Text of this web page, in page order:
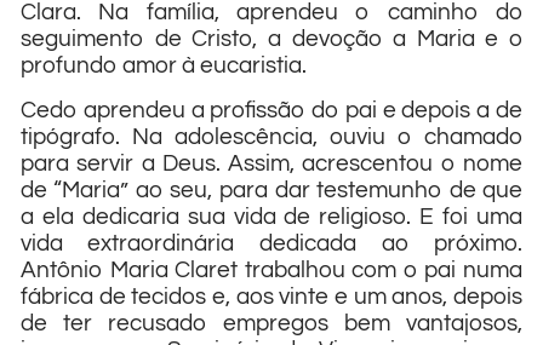
Clara. Na família, aprendeu o caminho do
seguimento de Cristo, a devoção a Maria e o
profundo amor à eucaristia.
Cedo aprendeu a profissão do pai e depois a de
tipógrafo. Na adolescência, ouviu o chamado
para servir a Deus. Assim, acrescentou o nome
de “Maria” ao seu, para dar testemunho de que
a ela dedicaria sua vida de religioso. E foi uma
vida extraordinária dedicada ao próximo.
Antônio Maria Claret trabalhou com o pai numa
fábrica de tecidos e, aos vinte e um anos, depois
de ter recusado empregos bem vantajosos,